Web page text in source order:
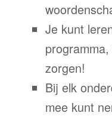
Je kunt
zorgen!
Bij elk
mee kunt